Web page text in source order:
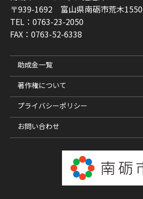
〒939-1692 富山県南砺市荒木1550
TEL：0763-23-2050
FAX：0763-52-6338
助成金一覧
著作権について
プライバシーポリシー
お問い合わせ